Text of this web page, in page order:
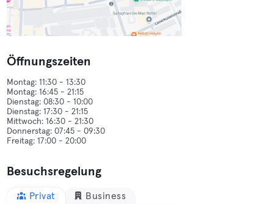
Öffnungszeiten
Montag: 11:30 - 13:30
Montag: 16:45 - 21:15
Dienstag: 08:30 - 10:00
Dienstag: 17:30 - 21:15
Mittwoch: 16:30 - 21:30
Donnerstag: 07:45 - 09:30
Besuchsregelung
Privat Business